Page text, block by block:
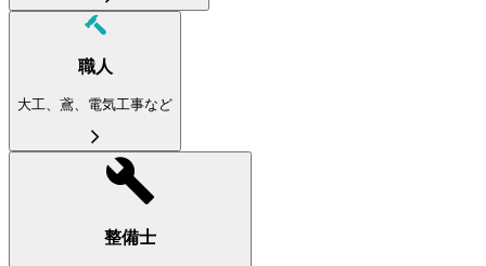
職人
大工、鳶、電気工事など
整備士